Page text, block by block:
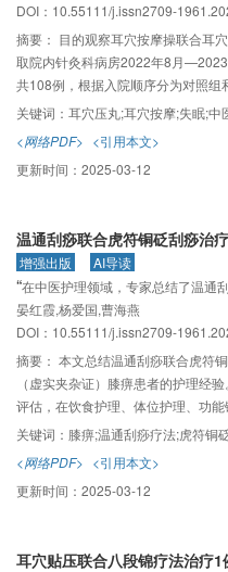
DOI：10.55111/j.issn2709-
摘要： 目的观察耳穴按摩操联合耳
取院内针灸科病房2022年8月
共108例，根据入院顺序分为对照
治疗及护理。对照组采用耳穴压丸
上增加耳穴按摩操，每日做按摩操
比两组患者干预前后匹兹堡睡眠质
后，两组PSQI量表总分和各因子评
睡时间、睡眠效率、主观睡眠质量
穴压丸治疗应用于心脾两虚型失眠
高患者的睡眠质量，发挥了中医外治
关键词： 耳穴压丸;耳穴按摩;失眠;中
<网络PDF> <引用本文>
更新时间： 2025-03-12
温通刮痧联合虎符铜砭刮痧治
增强出版 AI导读
“在中医护理领域，专家总结了温通
护理经验，有助于减轻疼痛，提升膝
晏红霞,杨爱国,曹海燕
DOI：10.55111/j.issn2709-
摘要： 本文总结温通刮痧联合虎符
（虚实夹杂证）膝痹患者的护理经
评估，在饮食护理、体位护理、功
合虎符铜砭刮痧干预，有助于减轻
关键词： 膝痹;温通刮痧疗法;虎符铜
<网络PDF> <引用本文>
更新时间： 2025-03-12
耳穴贴压联合八段锦疗法治疗